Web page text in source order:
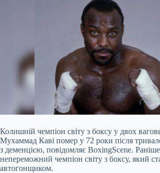
Колишній чемпіон світу з боксу у двох
Мухаммад Каві помер у 72 роки після
з деменцією, повідомляє BoxingScene.
непереможний чемпіон світу з боксу, який
автогонщиком.